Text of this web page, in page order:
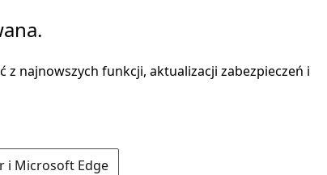
najnowszych funkcji, aktualizacji zabezpieczeń i
i Microsoft Edge